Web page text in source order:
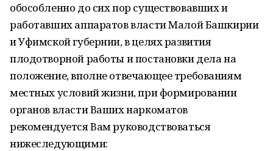
обособленно до сих пор существовавших и
работавших аппаратов власти Малой Башкирии
и Уфимской губернии, в целях развития
плодотворной работы и постановки дела на
положение, вполне отвечающее требованиям
местных условий жизни, при формировании
органов власти Ваших наркоматов
рекомендуется Вам руководствоваться
нижеследующими: